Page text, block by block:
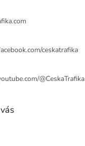
ceskatrafika
@CeskaTrafika